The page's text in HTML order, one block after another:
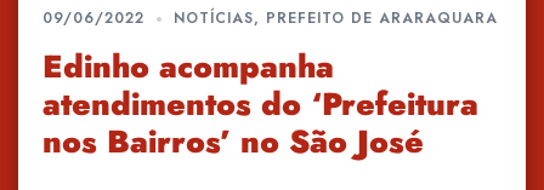
09/06/2022 NOTÍCIAS, PREFEITO DE ARARAQUARA
Edinho acompanha
atendimentos do ‘Prefeitura
nos Bairros’ no São José